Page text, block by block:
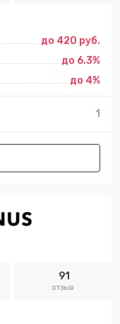
до 420 руб.
до 6.3%
до 4%
1
91
отзыв